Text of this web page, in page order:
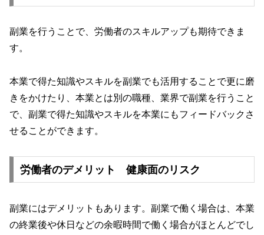
副業を行うことで、労働者のスキルアップも期待できま
す。
本業で得た知識やスキルを副業でも活用することで更に磨
きをかけたり、本業とは別の職種、業界で副業を行うこと
で、副業で得た知識やスキルを本業にもフィードバックさ
せることができます。
労働者のデメリット 健康面のリスク
副業にはデメリットもあります。副業で働く場合は、本業
の終業後や休日などの余暇時間で働く場合がほとんどでし